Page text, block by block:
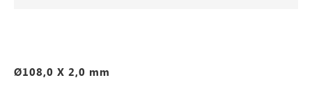
Ø108,0 X 2,0 mm